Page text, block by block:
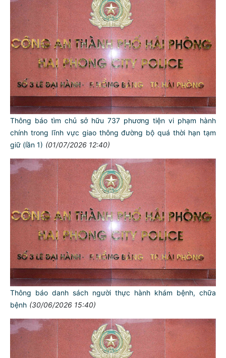
Thông báo tìm chủ sở hữu 737 phương tiện vi phạm hành
chính trong lĩnh vực giao thông đường bộ quá thời hạn tạm
giữ (lần 1) (01/07/2026 12:40)
Thông báo danh sách người thực hành khám bệnh, chữa
bệnh (30/06/2026 15:40)